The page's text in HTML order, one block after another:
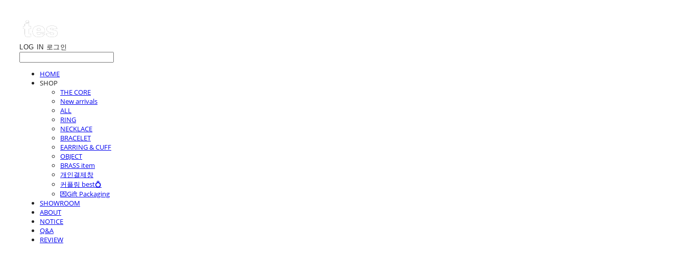
LOG IN 로그인
HOME
SHOP
THE CORE
New arrivals
ALL
RING
NECKLACE
BRACELET
EARRING & CUFF
OBJECT
BRASS item
개인결제창
커플링 best💍
💌Gift Packaging
SHOWROOM
ABOUT
NOTICE
Q&A
REVIEW